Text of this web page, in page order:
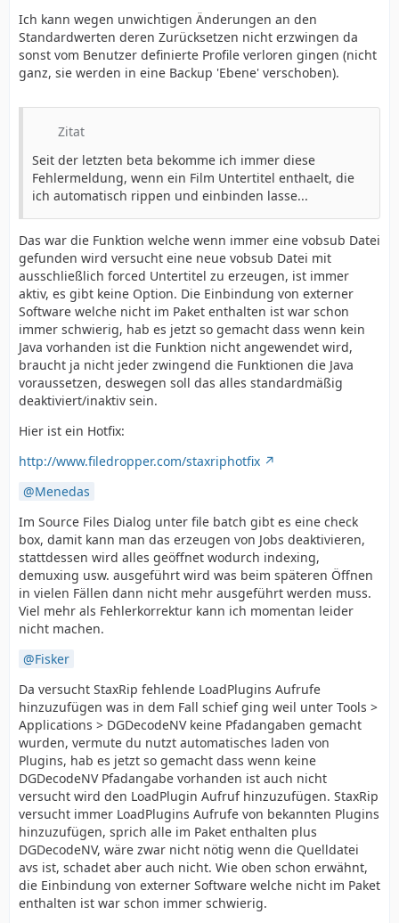
Ich kann wegen unwichtigen Änderungen an den
Standardwerten deren Zurücksetzen nicht erzwingen da
sonst vom Benutzer definierte Profile verloren gingen (nicht
ganz, sie werden in eine Backup 'Ebene' verschoben).
Zitat
Seit der letzten beta bekomme ich immer diese
Fehlermeldung, wenn ein Film Untertitel enthaelt, die
ich automatisch rippen und einbinden lasse...
Das war die Funktion welche wenn immer eine vobsub Datei
gefunden wird versucht eine neue vobsub Datei mit
ausschließlich forced Untertitel zu erzeugen, ist immer
aktiv, es gibt keine Option. Die Einbindung von externer
Software welche nicht im Paket enthalten ist war schon
immer schwierig, hab es jetzt so gemacht dass wenn kein
Java vorhanden ist die Funktion nicht angewendet wird,
braucht ja nicht jeder zwingend die Funktionen die Java
voraussetzen, deswegen soll das alles standardmäßig
deaktiviert/inaktiv sein.
Hier ist ein Hotfix:
http://www.filedropper.com/staxriphotfix
Menedas
Im Source Files Dialog unter file batch gibt es eine check
box, damit kann man das erzeugen von Jobs deaktivieren,
stattdessen wird alles geöffnet wodurch indexing,
demuxing usw. ausgeführt wird was beim späteren Öffnen
in vielen Fällen dann nicht mehr ausgeführt werden muss.
Viel mehr als Fehlerkorrektur kann ich momentan leider
nicht machen.
Fisker
Da versucht StaxRip fehlende LoadPlugins Aufrufe
hinzuzufügen was in dem Fall schief ging weil unter Tools >
Applications > DGDecodeNV keine Pfadangaben gemacht
wurden, vermute du nutzt automatisches laden von
Plugins, hab es jetzt so gemacht dass wenn keine
DGDecodeNV Pfadangabe vorhanden ist auch nicht
versucht wird den LoadPlugin Aufruf hinzuzufügen. StaxRip
versucht immer LoadPlugins Aufrufe von bekannten Plugins
hinzuzufügen, sprich alle im Paket enthalten plus
DGDecodeNV, wäre zwar nicht nötig wenn die Quelldatei
avs ist, schadet aber auch nicht. Wie oben schon erwähnt,
die Einbindung von externer Software welche nicht im Paket
enthalten ist war schon immer schwierig.